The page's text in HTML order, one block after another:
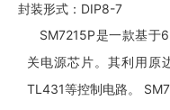
封装形式：DIP8-7
SM7215P是一款基于
关电源芯片。其利用原
TL431等控制电路。